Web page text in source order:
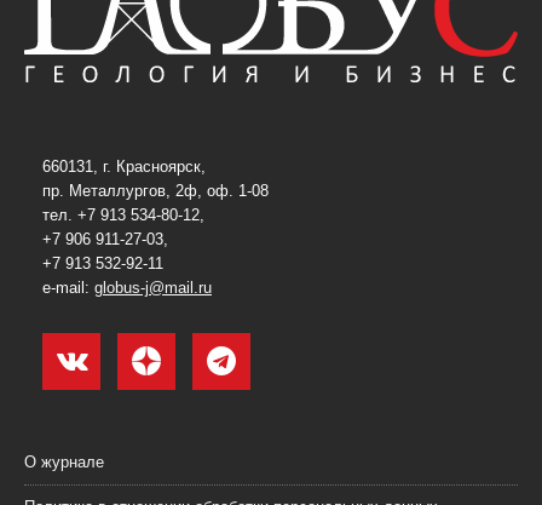
660131, г. Красноярск,
пр. Металлургов, 2ф, оф. 1-08
тел. +7 913 534-80-12,
+7 906 911-27-03,
+7 913 532-92-11
e-mail: globus-j@mail.ru
О журнале